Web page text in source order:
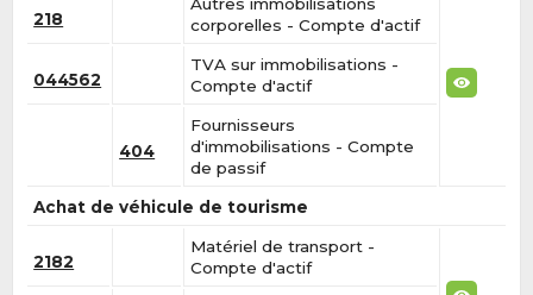
218
corporelles - Compte d'actif
044562
TVA sur immobilisations -
Compte d'actif
404
Fournisseurs
d'immobilisations - Compte
de passif
Achat de véhicule de tourisme
2182
Matériel de transport -
Compte d'actif